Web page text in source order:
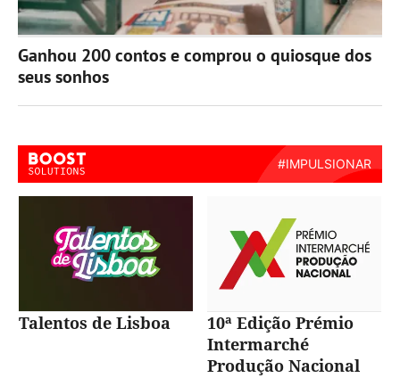
Ganhou 200 contos e comprou o quiosque dos
seus sonhos
Talentos de Lisboa
10ª Edição Prémio
Intermarché
Produção Nacional